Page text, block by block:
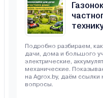
Подробно разбираем,
дачи, дома и большого
электрические,
механические.
на Agrox.by, даём
вопросы.